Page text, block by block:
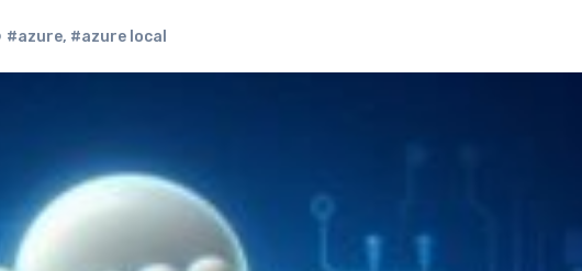
#azure, #azure local